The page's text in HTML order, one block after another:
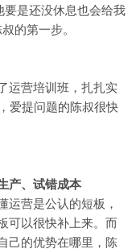
要是还没休息也会给我
的第一步。
运营培训班，扎扎实
爱提问题的陈叔很快
产、试错成本
运营是公认的短板，
可以很快补上来。而
己的优势在哪里，陈